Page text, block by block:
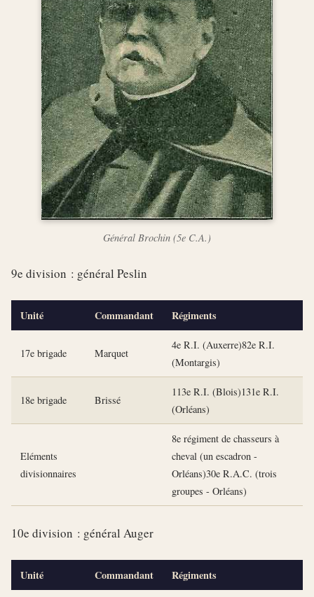
Général Brochin (5e C.A.)
9e division : général Peslin
Unité Commandant Régiments
17e brigade Marquet
4e R.I. (Auxerre)82e R.I.
(Montargis)
18e brigade Brissé
113e R.I. (Blois)131e R.I.
(Orléans)
Eléments
divisionnaires
8e régiment de chasseurs à
cheval (un escadron -
Orléans)30e R.A.C. (trois
groupes - Orléans)
10e division : général Auger
Unité Commandant Régiments